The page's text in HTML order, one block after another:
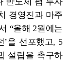
경영진과 마주
“올해 2월에는
’을 선포했고, 5
설립을 촉구하